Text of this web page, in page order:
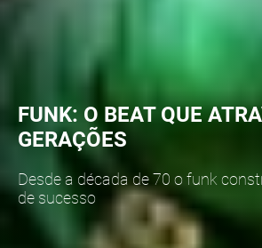
FUNK: O BEAT QUE
GERAÇÕES
Desde a década de 70 o funk
de sucesso